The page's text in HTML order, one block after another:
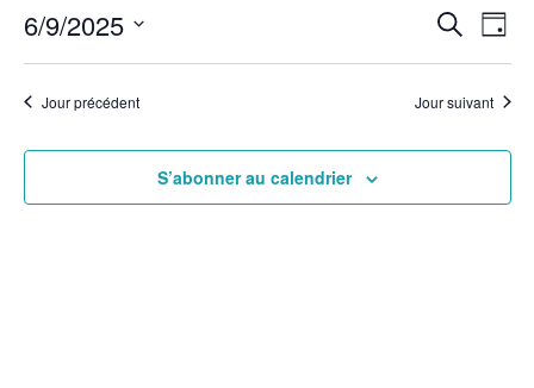
9,
2025
de
vues
Recherche
de
Jour
6/9/2025
date.Jour précédent Jour suivant
S’abonner au calendrier